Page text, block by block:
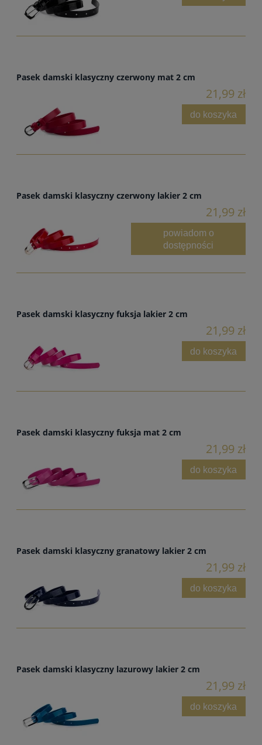
Pasek damski klasyczny czerwony mat 2 cm
21,99 zł
do koszyka
Pasek damski klasyczny czerwony lakier 2 cm
21,99 zł
powiadom o
dostępności
Pasek damski klasyczny fuksja lakier 2 cm
21,99 zł
do koszyka
Pasek damski klasyczny fuksja mat 2 cm
21,99 zł
do koszyka
Pasek damski klasyczny granatowy lakier 2 cm
21,99 zł
do koszyka
Pasek damski klasyczny lazurowy lakier 2 cm
21,99 zł
do koszyka